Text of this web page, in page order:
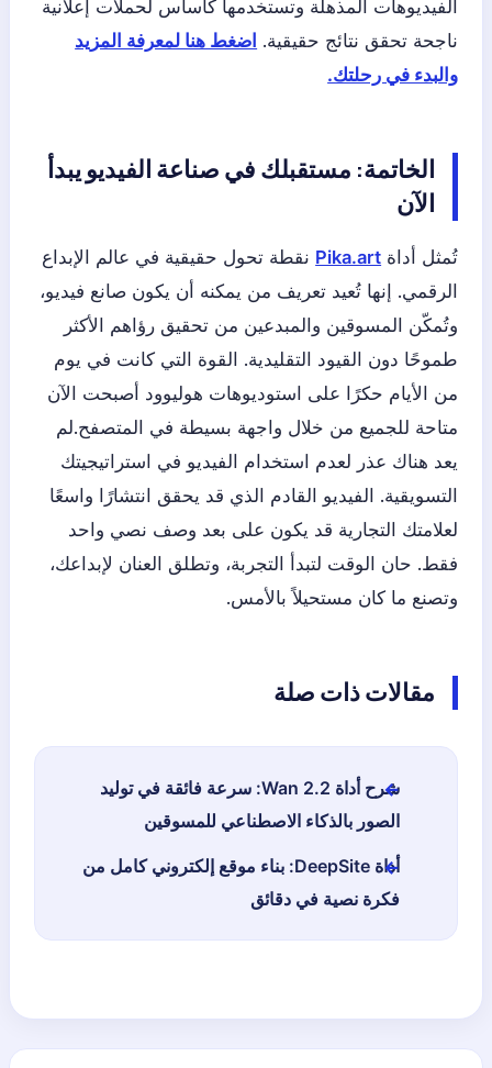
الفيديوهات المذهلة وتستخدمها كأساس لحملات إعلانية
ناجحة تحقق نتائج حقيقية. اضغط هنا لمعرفة المزيد
والبدء في رحلتك.
الخاتمة: مستقبلك في صناعة الفيديو يبدأ
الآن
تُمثل أداة Pika.art نقطة تحول حقيقية في عالم الإبداع
الرقمي. إنها تُعيد تعريف من يمكنه أن يكون صانع فيديو،
وتُمكّن المسوقين والمبدعين من تحقيق رؤاهم الأكثر
طموحًا دون القيود التقليدية. القوة التي كانت في يوم
من الأيام حكرًا على استوديوهات هوليوود أصبحت الآن
متاحة للجميع من خلال واجهة بسيطة في المتصفح.لم
يعد هناك عذر لعدم استخدام الفيديو في استراتيجيتك
التسويقية. الفيديو القادم الذي قد يحقق انتشارًا واسعًا
لعلامتك التجارية قد يكون على بعد وصف نصي واحد
فقط. حان الوقت لتبدأ التجربة، وتطلق العنان لإبداعك،
وتصنع ما كان مستحيلاً بالأمس.
مقالات ذات صلة
شرح أداة Wan 2.2: سرعة فائقة في توليد
الصور بالذكاء الاصطناعي للمسوقين
أداة DeepSite: بناء موقع إلكتروني كامل من
فكرة نصية في دقائق